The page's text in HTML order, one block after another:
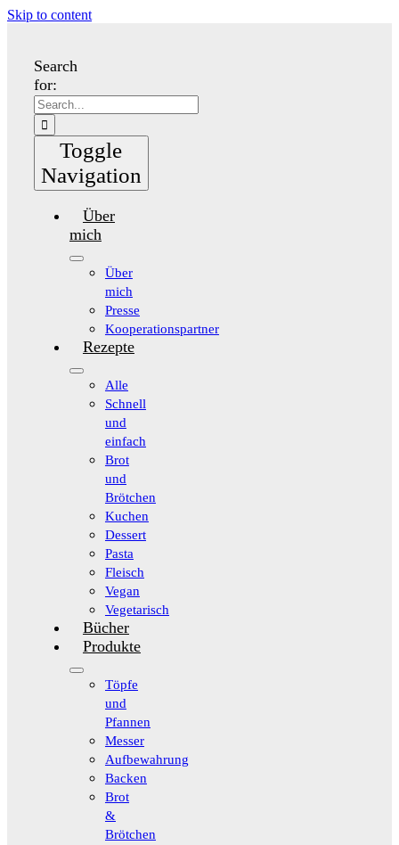
Skip to content
Search
for:
Toggle
Navigation
Über
mich
Über
mich
Presse
Kooperationspartner
Rezepte
Alle
Schnell
und
einfach
Brot
und
Brötchen
Kuchen
Dessert
Pasta
Fleisch
Vegan
Vegetarisch
Bücher
Produkte
Töpfe
und
Pfannen
Messer
Aufbewahrung
Backen
Brot
&
Brötchen